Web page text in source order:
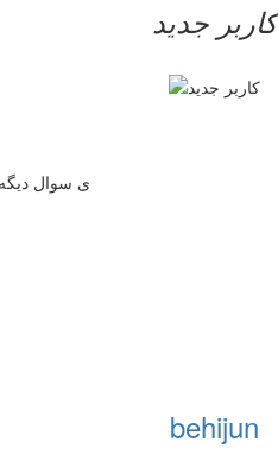
کاربر جدید
ی سوال دیگه ام دارم ..آیا 2 روز بعد از
behijun